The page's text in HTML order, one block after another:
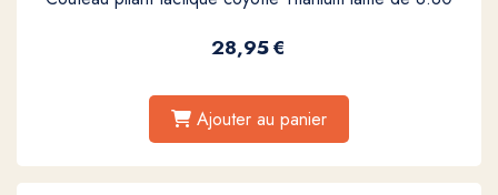
28,95€
Ajouter au panier